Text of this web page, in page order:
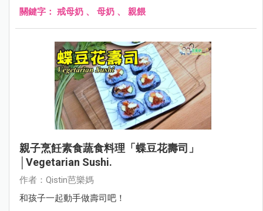
關鍵字： 戒母奶 、 母奶 、 親餵
親子烹飪素食蔬食料理「蝶豆花壽司」
│Vegetarian Sushi.
作者：Qistin芭樂媽
和孩子一起動手做壽司吧！